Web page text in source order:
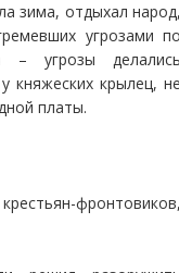
зима, отдыхал
угрозами
– угрозы
княжеских крылец,
платы.